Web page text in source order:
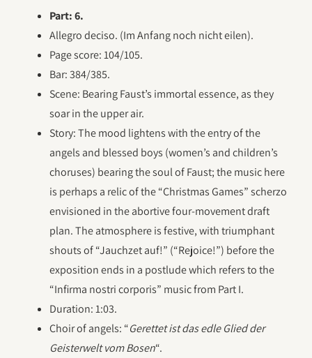
Part: 6.
Allegro deciso. (Im Anfang noch nicht eilen).
Page score: 104/105.
Bar: 384/385.
Scene: Bearing Faust’s immortal essence, as they
soar in the upper air.
Story: The mood lightens with the entry of the
angels and blessed boys (women’s and children’s
choruses) bearing the soul of Faust; the music here
is perhaps a relic of the “Christmas Games” scherzo
envisioned in the abortive four-movement draft
plan. The atmosphere is festive, with triumphant
shouts of “Jauchzet auf!” (“Rejoice!”) before the
exposition ends in a postlude which refers to the
“Infirma nostri corporis” music from Part I.
Duration: 1:03.
Choir of angels: “Gerettet ist das edle Glied der
Geisterwelt vom Bosen“.